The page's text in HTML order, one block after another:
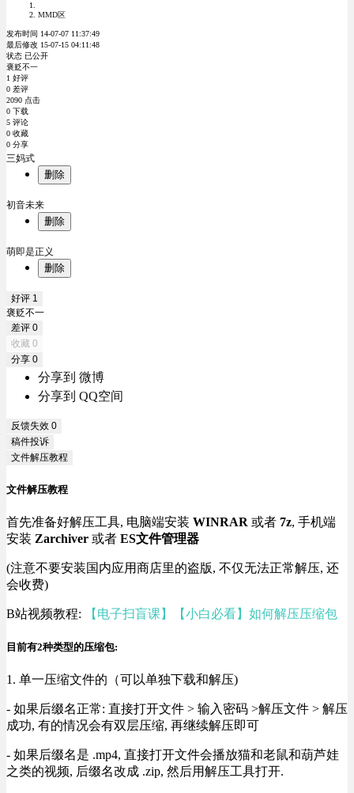
MMD区
发布时间 14-07-07 11:37:49
最后修改 15-07-15 04:11:48
状态 已公开
褒贬不一
1 好评
0 差评
2090 点击
0 下载
5 评论
0 收藏
0 分享
三妈式
删除
初音未来
删除
萌即是正义
删除
好评 1
褒贬不一
差评 0
收藏 0
分享 0
分享到 微博
分享到 QQ空间
反馈失效 0
稿件投诉
文件解压教程
文件解压教程
首先准备好解压工具, 电脑端安装 WINRAR 或者 7z, 手机端
安装 Zarchiver 或者 ES文件管理器
(注意不要安装国内应用商店里的盗版, 不仅无法正常解压, 还
会收费)
B站视频教程: 【电子扫盲课】【小白必看】如何解压压缩包
目前有2种类型的压缩包:
1. 单一压缩文件的（可以单独下载和解压)
- 如果后缀名正常: 直接打开文件 > 输入密码 >解压文件 > 解压
成功, 有的情况会有双层压缩, 再继续解压即可
- 如果后缀名是 .mp4, 直接打开文件会播放猫和老鼠和葫芦娃
之类的视频, 后缀名改成 .zip, 然后用解压工具打开.